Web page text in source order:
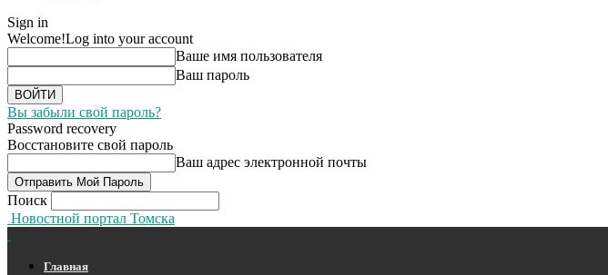
Sign in
Welcome!Log into your account
Ваше имя пользователя
Ваш пароль
Вы забыли свой пароль?
Password recovery
Восстановите свой пароль
Ваш адрес электронной почты
Поиск
Новостной портал Томска
Главная